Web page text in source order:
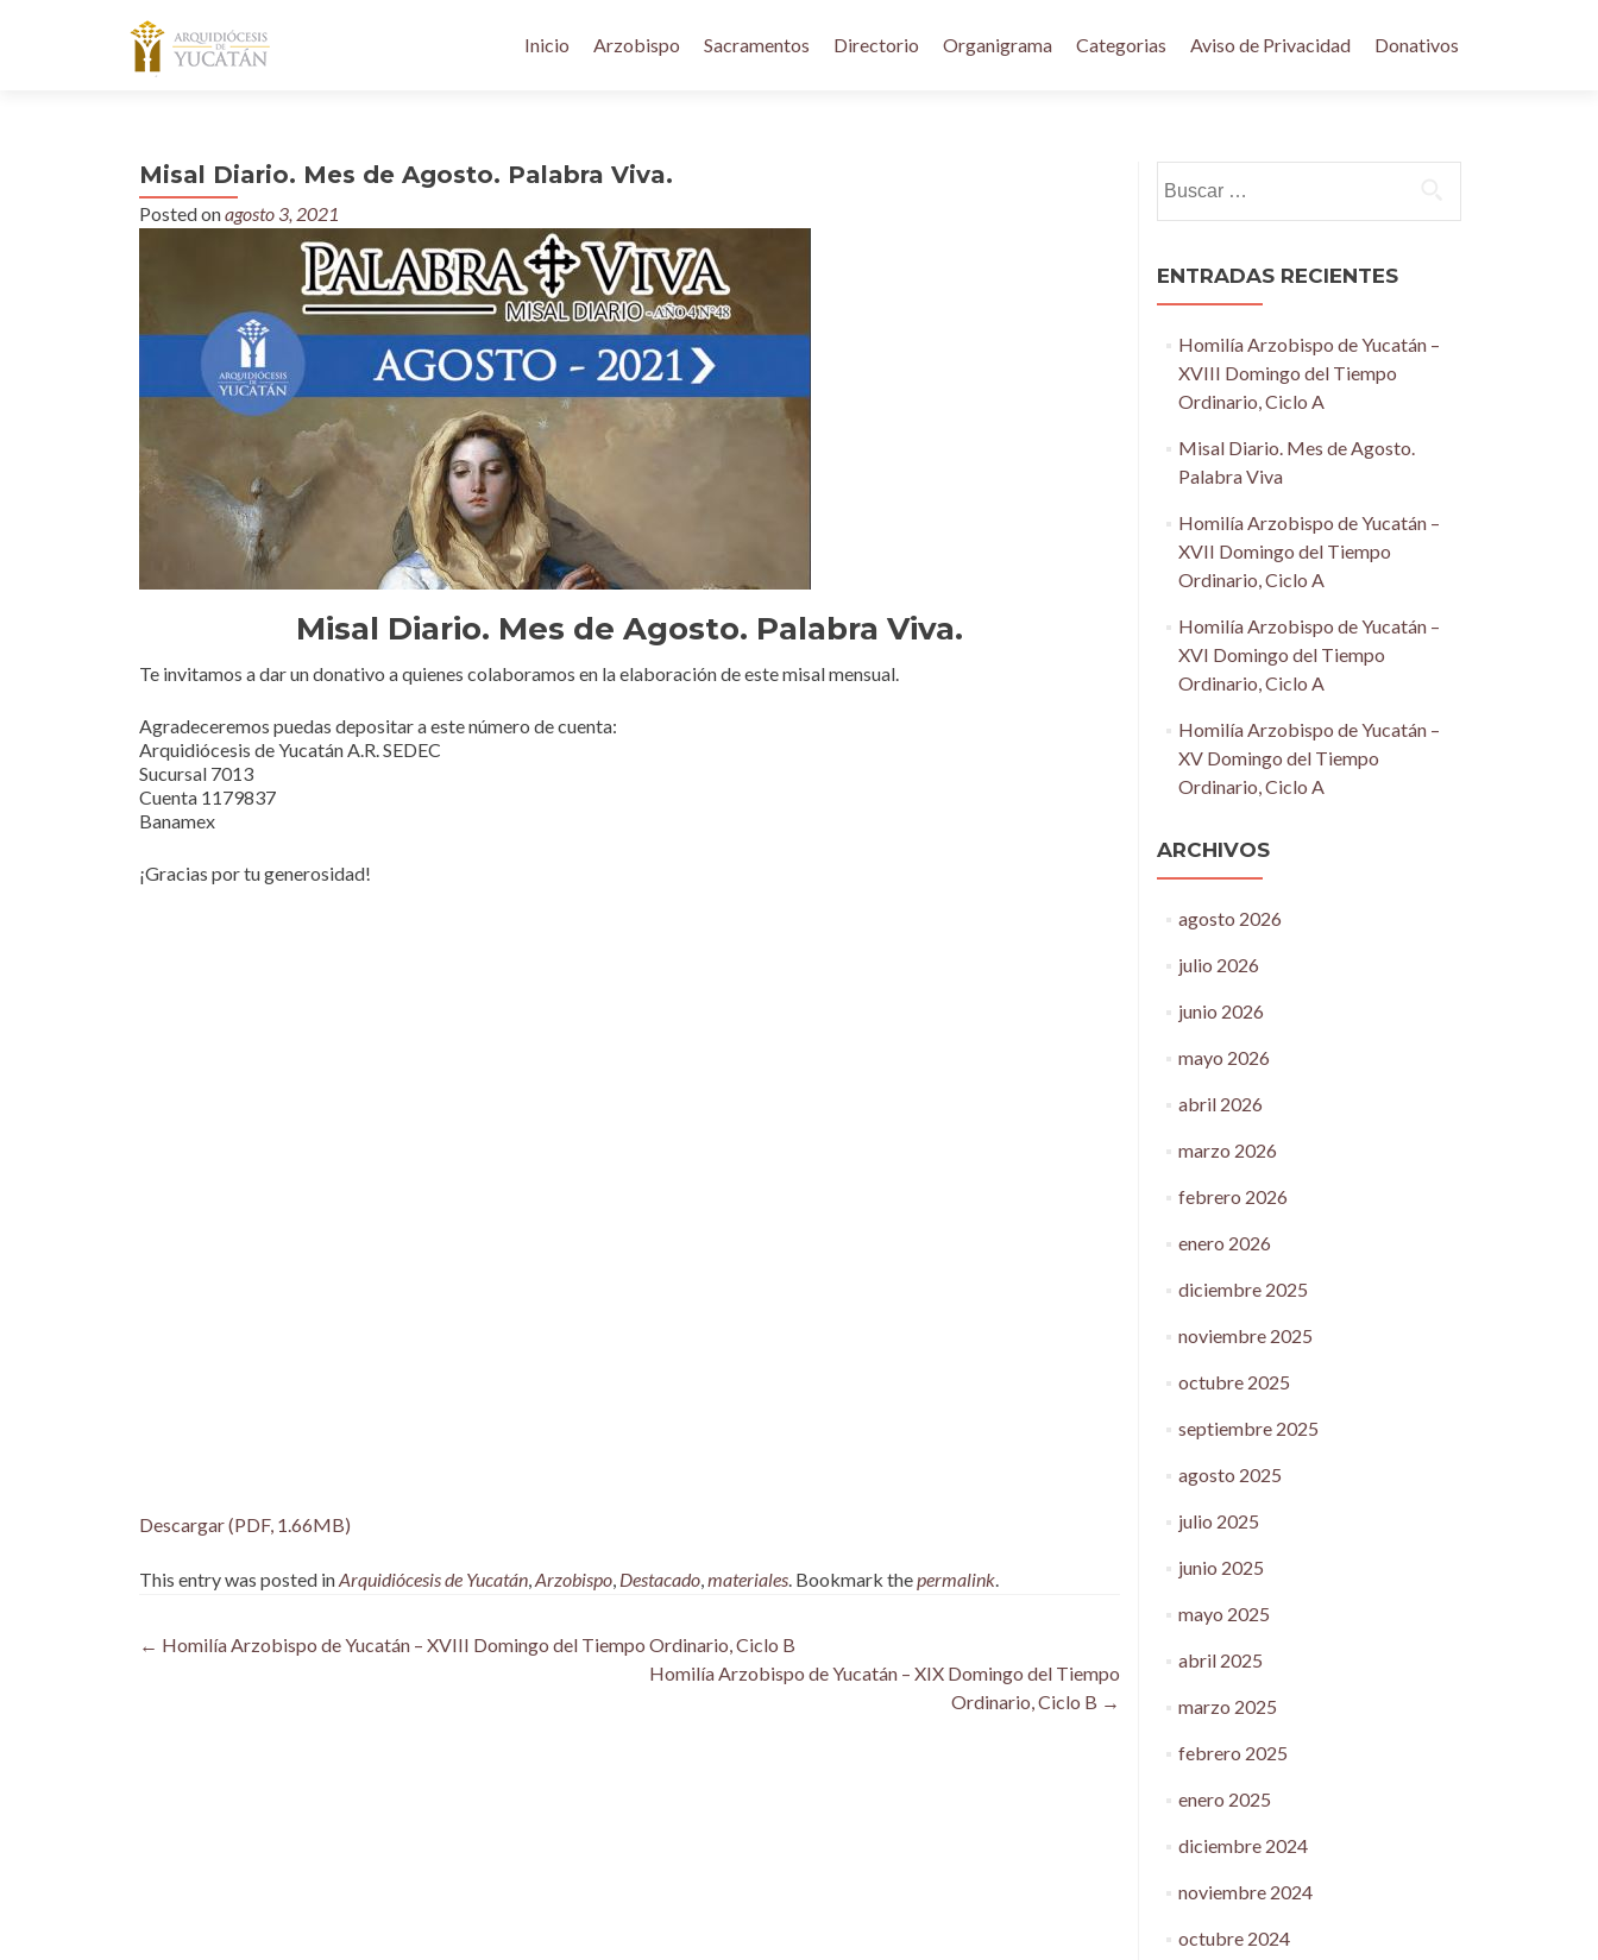
Inicio Arzobispo Sacramentos Directorio Organigrama Categorias Aviso de Privacidad Donativos
Misal Diario. Mes de Agosto. Palabra Viva.
Posted onagosto 3, 2021
Misal Diario. Mes de Agosto. Palabra Viva.
Te invitamos a dar un donativo a quienes colaboramos en la elaboración de este misal mensual.
Agradeceremos puedas depositar a este número de cuenta:
Arquidiócesis de Yucatán A.R. SEDEC
Sucursal 7013
Cuenta 1179837
Banamex
¡Gracias por tu generosidad!
Descargar (PDF, 1.66MB)
This entry was posted inArquidiócesis de Yucatán,Arzobispo, Destacado,materiales. Bookmark thepermalink.
Post
← Homilía Arzobispo de Yucatán – XVIII Domingo del Tiempo Ordinario, Ciclo B
Homilía Arzobispo de Yucatán – XIX Domingo del Tiempo
Ordinario, Ciclo B →
ENTRADAS RECIENTES
Homilía Arzobispo de Yucatán –
XVIII Domingo del Tiempo
Ordinario, Ciclo A
Misal Diario. Mes de Agosto.
Palabra Viva
Homilía Arzobispo de Yucatán –
XVII Domingo del Tiempo
Ordinario, Ciclo A
Homilía Arzobispo de Yucatán –
XVI Domingo del Tiempo
Ordinario, Ciclo A
Homilía Arzobispo de Yucatán –
XV Domingo del Tiempo
Ordinario, Ciclo A
ARCHIVOS
agosto 2026
julio 2026
junio 2026
mayo 2026
abril 2026
marzo 2026
febrero 2026
enero 2026
diciembre 2025
noviembre 2025
octubre 2025
septiembre 2025
agosto 2025
julio 2025
junio 2025
mayo 2025
abril 2025
marzo 2025
febrero 2025
enero 2025
diciembre 2024
noviembre 2024
octubre 2024